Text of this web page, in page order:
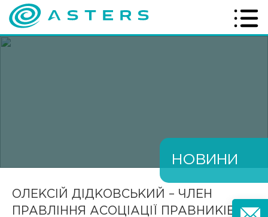
НОВИНИ
ОЛЕКСІЙ ДІДКОВСЬКИЙ – ЧЛЕН
ПРАВЛІННЯ АСОЦІАЦІЇ ПРАВНИКІВ